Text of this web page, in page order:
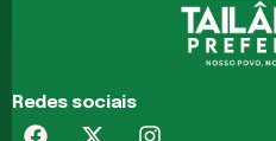
Redes sociais